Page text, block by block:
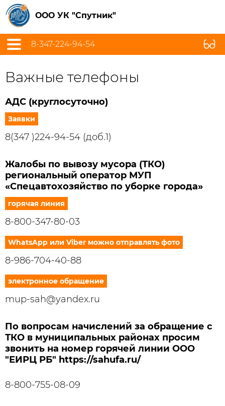
ООО УК "Спутник"
8-347-224-94-54
Важные телефоны
АДС (круглосуточно)
Заявки
8(347 )224-94-54 (доб.1)
Жалобы по вывозу мусора (ТКО)
региональный оператор МУП
«Спецавтохозяйство по уборке города»
горячая линия
8-800-347-80-03
WhatsApp или Viber можно отправлять фото
8-986-704-40-88
электронное обращение
mup-sah@yandex.ru
По вопросам начислений за обращение с
ТКО в муниципальных районах просим
звонить на номер горячей линии ООО
"ЕИРЦ РБ" https://sahufa.ru/
8-800-755-08-09